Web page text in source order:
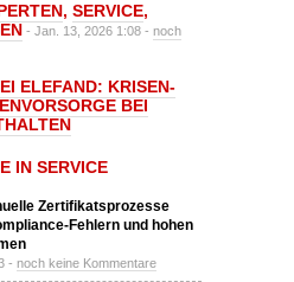
, SERVICE,
- Jan. 13, 2026 1:08 - noch
ELEFAND: KRISEN-
BEI
IN SERVICE
Zertifikatsprozesse
Fehlern und hohen
- noch keine Kommentare